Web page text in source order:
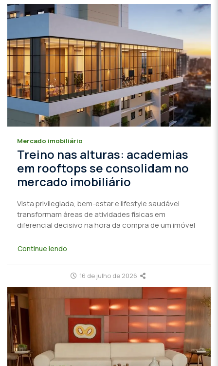
Mercado imobiliário
Treino nas alturas: academias
em rooftops se consolidam no
mercado imobiliário
Vista privilegiada, bem-estar e lifestyle saudável
transformam áreas de atividades físicas em
diferencial decisivo na hora da compra de um imóvel
Continue lendo
16 de julho de 2026